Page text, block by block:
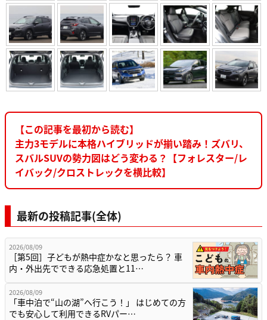
【この記事を最初から読む】
主力3モデルに本格ハイブリッドが揃い踏み！ズバリ、
スバルSUVの勢力図はどう変わる？【フォレスター/レ
イバック/クロストレックを横比較】
最新の投稿記事(全体)
2026/08/09
［第5回］子どもが熱中症かなと思ったら？ 車
内・外出先でできる応急処置と11…
2026/08/09
「車中泊で“山の湖”へ行こう！」 はじめての方
でも安心して利用できるRVパー…